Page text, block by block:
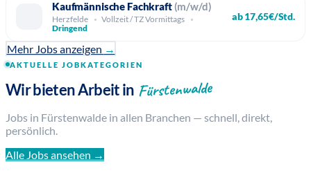
Kaufmännische Fachkraft (m/w/d)
Herzfelde
Vollzeit / TZ Vormittags
Dringend
ab 17,65€/Std.
Mehr Jobs anzeigen →
AKTUELLE JOBKATEGORIEN
Wir bieten Arbeit in Fürstenwalde
Jobs in Fürstenwalde in allen Branchen — schnell, direkt,
persönlich.
Alle Jobs ansehen →